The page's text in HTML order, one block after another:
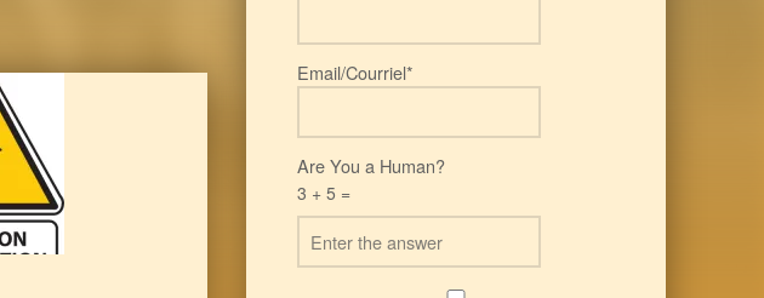
Email/Courriel*
Are You a Human?
3 + 5 =